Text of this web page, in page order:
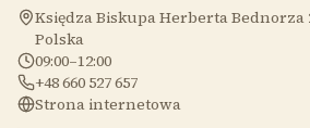
Księdza Biskupa Herberta Bednorza
Polska
09:00–12:00
+48 660 527 657
Strona internetowa